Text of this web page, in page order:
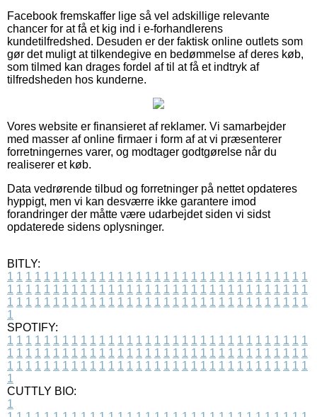
Facebook fremskaffer lige så vel adskillige relevante
chancer for at få et kig ind i e-forhandlerens
kundetilfredshed. Desuden er der faktisk online outlets som
gør det muligt at tilkendegive en bedømmelse af deres køb,
som tilmed kan drages fordel af til at få et indtryk af
tilfredsheden hos kunderne.
Vores website er finansieret af reklamer. Vi samarbejder
med masser af online firmaer i form af at vi præsenterer
forretningernes varer, og modtager godtgørelse når du
realiserer et køb.
Data vedrørende tilbud og forretninger på nettet opdateres
hyppigt, men vi kan desværre ikke garantere imod
forandringer der måtte være udarbejdet siden vi sidst
opdaterede sidens oplysninger.
BITLY:
1 1 1 1 1 1 1 1 1 1 1 1 1 1 1 1 1 1 1 1 1 1 1 1 1 1 1 1 1 1 1 1 1
1 1 1 1 1 1 1 1 1 1 1 1 1 1 1 1 1 1 1 1 1 1 1 1 1 1 1 1 1 1 1 1 1
1 1 1 1 1 1 1 1 1 1 1 1 1 1 1 1 1 1 1 1 1 1 1 1 1 1 1 1 1 1 1 1 1
1
SPOTIFY:
1 1 1 1 1 1 1 1 1 1 1 1 1 1 1 1 1 1 1 1 1 1 1 1 1 1 1 1 1 1 1 1 1
1 1 1 1 1 1 1 1 1 1 1 1 1 1 1 1 1 1 1 1 1 1 1 1 1 1 1 1 1 1 1 1 1
1 1 1 1 1 1 1 1 1 1 1 1 1 1 1 1 1 1 1 1 1 1 1 1 1 1 1 1 1 1 1 1 1
1
CUTTLY BIO:
1